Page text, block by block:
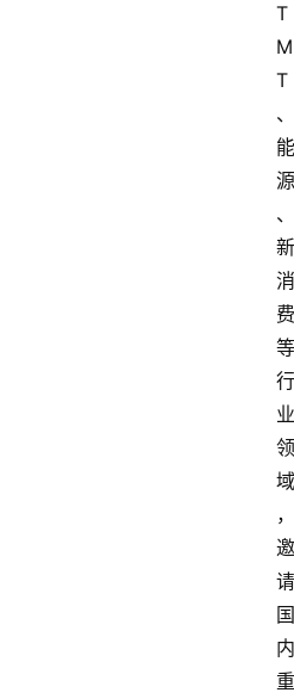
T
M
T
、
能
源
、
新
消
费
等
行
业
领
域
，
邀
请
国
内
重